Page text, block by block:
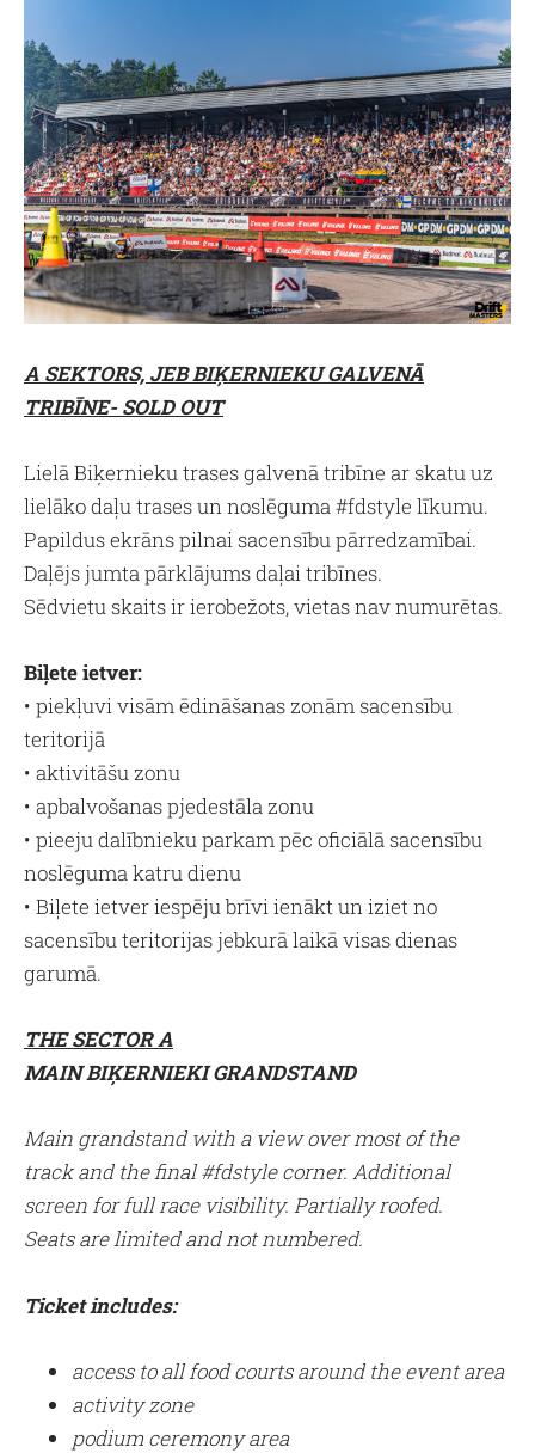
A SEKTORS, JEB BIĶERNIEKU GALVENĀ
TRIBĪNE- SOLD OUT
Lielā Biķernieku trases galvenā tribīne ar skatu uz
lielāko daļu trases un noslēguma #fdstyle līkumu.
Papildus ekrāns pilnai sacensību pārredzamībai.
Daļējs jumta pārklājums daļai tribīnes.
Sēdvietu skaits ir ierobežots, vietas nav numurētas.
Biļete ietver:
• piekļuvi visām ēdināšanas zonām sacensību
teritorijā
• aktivitāšu zonu
• apbalvošanas pjedestāla zonu
• pieeju dalībnieku parkam pēc oficiālā sacensību
noslēguma katru dienu
• Biļete ietver iespēju brīvi ienākt un iziet no
sacensību teritorijas jebkurā laikā visas dienas
garumā.
THE SECTOR A
MAIN BIĶERNIEKI GRANDSTAND
Main grandstand with a view over most of the
track and the final #fdstyle corner. Additional
screen for full race visibility. Partially roofed.
Seats are limited and not numbered.
Ticket includes:
access to all food courts around the event area
activity zone
podium ceremony area